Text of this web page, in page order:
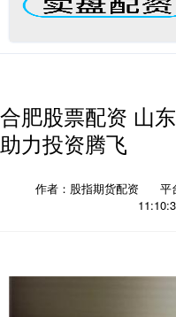
合肥股票配资 山
助力投资腾飞
作者：股指期货配资 平